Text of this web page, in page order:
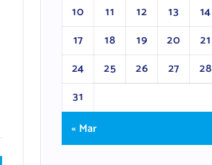
10
11 12 13 14
17
18 19 20 21
24
25 26 27 28
31
« Mar